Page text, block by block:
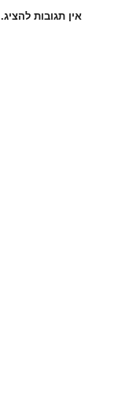
אין תגובות להציג.